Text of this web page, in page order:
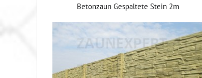
Betonzaun Gespaltete Stein 2m